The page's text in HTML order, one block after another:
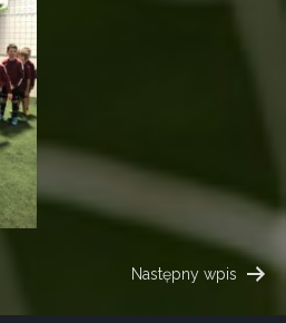
Następny wpis